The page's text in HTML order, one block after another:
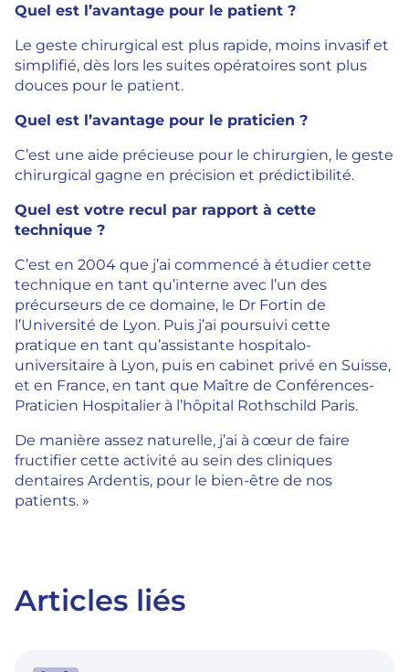
Quel est l’avantage pour le patient ?
Le geste chirurgical est plus rapide, moins invasif et
simplifié, dès lors les suites opératoires sont plus
douces pour le patient.
Quel est l’avantage pour le praticien ?
C’est une aide précieuse pour le chirurgien, le geste
chirurgical gagne en précision et prédictibilité.
Quel est votre recul par rapport à cette
technique ?
C’est en 2004 que j’ai commencé à étudier cette
technique en tant qu’interne avec l’un des
précurseurs de ce domaine, le Dr Fortin de
l’Université de Lyon. Puis j’ai poursuivi cette
pratique en tant qu’assistante hospitalo-
universitaire à Lyon, puis en cabinet privé en Suisse,
et en France, en tant que Maître de Conférences-
Praticien Hospitalier à l’hôpital Rothschild Paris.
De manière assez naturelle, j’ai à cœur de faire
fructifier cette activité au sein des cliniques
dentaires Ardentis, pour le bien-être de nos
patients. »
Articles liés